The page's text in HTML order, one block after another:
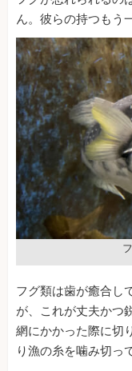
ん。彼らの持つもう
フグ類は歯が癒合し
が、これが丈夫かつ
網にかかった際に切
り漁の糸を噛み切っ